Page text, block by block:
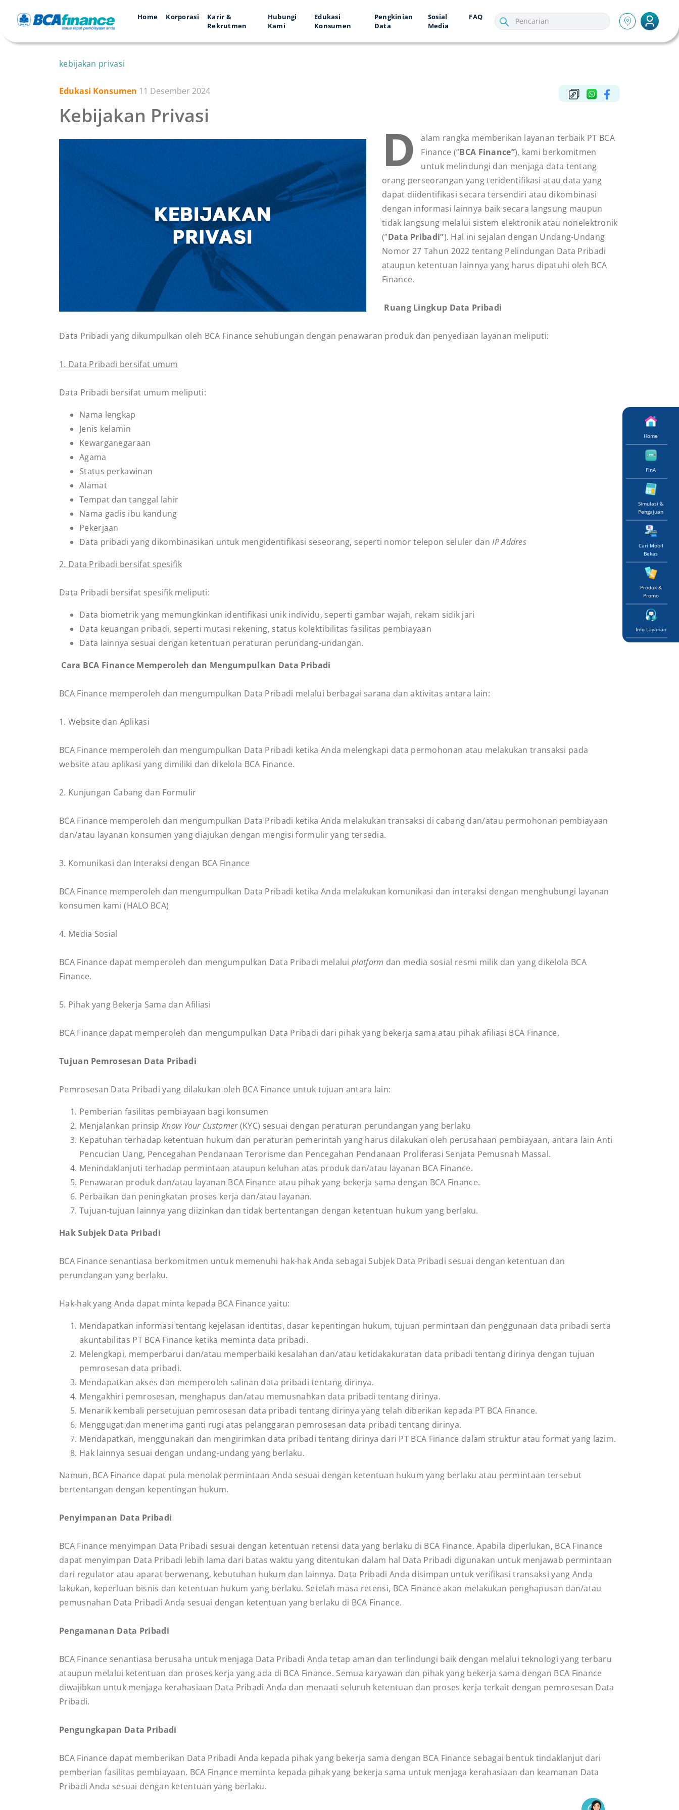
Home Korporasi
Karir &
Rekrutmen
Hubungi
Kami
Edukasi
Konsumen
Pengkinian
Data
Sosial
Media
FAQ
Home
FinA
Simulasi &
Pengajuan
Cari Mobil
Bekas
Produk &
Promo
Info Layanan
kebijakan privasi
Edukasi Konsumen 11 Desember 2024
Kebijakan Privasi
D
alam rangka memberikan layanan terbaik PT BCA
Finance (”BCA Finance”), kami berkomitmen
untuk melindungi dan menjaga data tentang
orang perseorangan yang teridentifikasi atau data yang
dapat diidentifikasi secara tersendiri atau dikombinasi
dengan informasi lainnya baik secara langsung maupun
tidak langsung melalui sistem elektronik atau nonelektronik
(”Data Pribadi”). Hal ini sejalan dengan Undang-Undang
Nomor 27 Tahun 2022 tentang Pelindungan Data Pribadi
ataupun ketentuan lainnya yang harus dipatuhi oleh BCA
Finance.
Ruang Lingkup Data Pribadi
Data Pribadi yang dikumpulkan oleh BCA Finance sehubungan dengan penawaran produk dan penyediaan layanan meliputi:
1. Data Pribadi bersifat umum
Data Pribadi bersifat umum meliputi:
Nama lengkap
Jenis kelamin
Kewarganegaraan
Agama
Status perkawinan
Alamat
Tempat dan tanggal lahir
Nama gadis ibu kandung
Pekerjaan
Data pribadi yang dikombinasikan untuk mengidentifikasi seseorang, seperti nomor telepon seluler danIP Addres
2. Data Pribadi bersifat spesifik
Data Pribadi bersifat spesifik meliputi:
Data biometrik yang memungkinkan identifikasi unik individu, seperti gambar wajah, rekam sidik jari
Data keuangan pribadi, seperti mutasi rekening, status kolektibilitas fasilitas pembiayaan
Data lainnya sesuai dengan ketentuan peraturan perundang-undangan.
Cara BCA Finance Memperoleh dan Mengumpulkan Data Pribadi
BCA Finance memperoleh dan mengumpulkan Data Pribadi melalui berbagai sarana dan aktivitas antara lain:
1. Website dan Aplikasi
BCA Finance memperoleh dan mengumpulkan Data Pribadi ketika Anda melengkapi data permohonan atau melakukan transaksi pada
website atau aplikasi yang dimiliki dan dikelola BCA Finance.
2. Kunjungan Cabang dan Formulir
BCA Finance memperoleh dan mengumpulkan Data Pribadi ketika Anda melakukan transaksi di cabang dan/atau permohonan pembiayaan
dan/atau layanan konsumen yang diajukan dengan mengisi formulir yang tersedia.
3. Komunikasi dan Interaksi dengan BCA Finance
BCA Finance memperoleh dan mengumpulkan Data Pribadi ketika Anda melakukan komunikasi dan interaksi dengan menghubungi layanan
konsumen kami (HALO BCA)
4. Media Sosial
BCA Finance dapat memperoleh dan mengumpulkan Data Pribadi melaluiplatform dan media sosial resmi milik dan yang dikelola BCA
Finance.
5. Pihak yang Bekerja Sama dan Afiliasi
BCA Finance dapat memperoleh dan mengumpulkan Data Pribadi dari pihak yang bekerja sama atau pihak afiliasi BCA Finance.
Tujuan Pemrosesan Data Pribadi
Pemrosesan Data Pribadi yang dilakukan oleh BCA Finance untuk tujuan antara lain:
Pemberian fasilitas pembiayaan bagi konsumen
Menjalankan prinsip Know Your Customer(KYC) sesuai dengan peraturan perundangan yang berlaku
Kepatuhan terhadap ketentuan hukum dan peraturan pemerintah yang harus dilakukan oleh perusahaan pembiayaan, antara lain Anti
Pencucian Uang, Pencegahan Pendanaan Terorisme dan Pencegahan Pendanaan Proliferasi Senjata Pemusnah Massal.
Menindaklanjuti terhadap permintaan ataupun keluhan atas produk dan/atau layanan BCA Finance.
Penawaran produk dan/atau layanan BCA Finance atau pihak yang bekerja sama dengan BCA Finance.
Perbaikan dan peningkatan proses kerja dan/atau layanan.
Tujuan-tujuan lainnya yang diizinkan dan tidak bertentangan dengan ketentuan hukum yang berlaku.
Hak Subjek Data Pribadi
BCA Finance senantiasa berkomitmen untuk memenuhi hak-hak Anda sebagai Subjek Data Pribadi sesuai dengan ketentuan dan
perundangan yang berlaku.
Hak-hak yang Anda dapat minta kepada BCA Finance yaitu:
Mendapatkan informasi tentang kejelasan identitas, dasar kepentingan hukum, tujuan permintaan dan penggunaan data pribadi serta
akuntabilitas PT BCA Finance ketika meminta data pribadi.
Melengkapi, memperbarui dan/atau memperbaiki kesalahan dan/atau ketidakakuratan data pribadi tentang dirinya dengan tujuan
pemrosesan data pribadi.
Mendapatkan akses dan memperoleh salinan data pribadi tentang dirinya.
Mengakhiri pemrosesan, menghapus dan/atau memusnahkan data pribadi tentang dirinya.
Menarik kembali persetujuan pemrosesan data pribadi tentang dirinya yang telah diberikan kepada PT BCA Finance.
Menggugat dan menerima ganti rugi atas pelanggaran pemrosesan data pribadi tentang dirinya.
Mendapatkan, menggunakan dan mengirimkan data pribadi tentang dirinya dari PT BCA Finance dalam struktur atau format yang lazim.
Hak lainnya sesuai dengan undang-undang yang berlaku.
Namun, BCA Finance dapat pula menolak permintaan Anda sesuai dengan ketentuan hukum yang berlaku atau permintaan tersebut
bertentangan dengan kepentingan hukum.
Penyimpanan Data Pribadi
BCA Finance menyimpan Data Pribadi sesuai dengan ketentuan retensi data yang berlaku di BCA Finance. Apabila diperlukan, BCA Finance
dapat menyimpan Data Pribadi lebih lama dari batas waktu yang ditentukan dalam hal Data Pribadi digunakan untuk menjawab permintaan
dari regulator atau aparat berwenang, kebutuhan hukum dan lainnya. Data Pribadi Anda disimpan untuk verifikasi transaksi yang Anda
lakukan, keperluan bisnis dan ketentuan hukum yang berlaku. Setelah masa retensi, BCA Finance akan melakukan penghapusan dan/atau
pemusnahan Data Pribadi Anda sesuai dengan ketentuan yang berlaku di BCA Finance.
Pengamanan Data Pribadi
BCA Finance senantiasa berusaha untuk menjaga Data Pribadi Anda tetap aman dan terlindungi baik dengan melalui teknologi yang terbaru
ataupun melalui ketentuan dan proses kerja yang ada di BCA Finance. Semua karyawan dan pihak yang bekerja sama dengan BCA Finance
diwajibkan untuk menjaga kerahasiaan Data Pribadi Anda dan menaati seluruh ketentuan dan proses kerja terkait dengan pemrosesan Data
Pribadi.
Pengungkapan Data Pribadi
BCA Finance dapat memberikan Data Pribadi Anda kepada pihak yang bekerja sama dengan BCA Finance sebagai bentuk tindaklanjut dari
pemberian fasilitas pembiayaan. BCA Finance meminta kepada pihak yang bekerja sama untuk menjaga kerahasiaan dan keamanan Data
Pribadi Anda sesuai dengan ketentuan yang berlaku.